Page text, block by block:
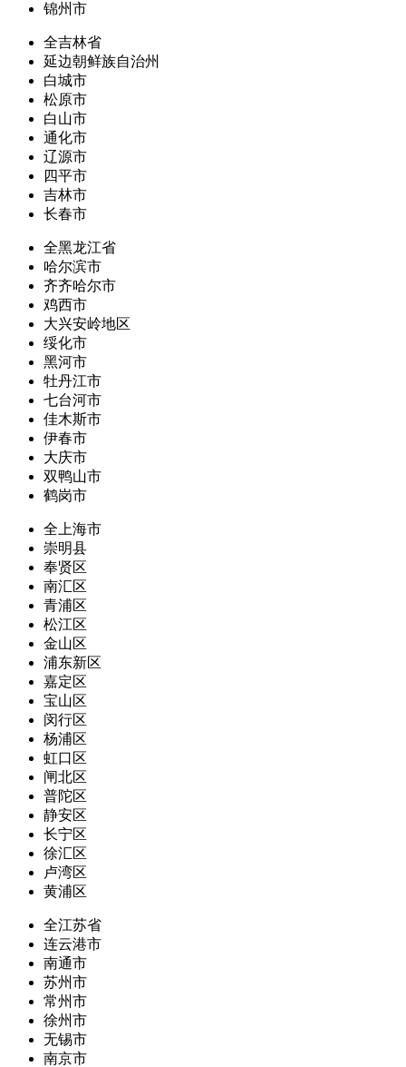
锦州市
全吉林省
延边朝鲜族自治州
白城市
松原市
白山市
通化市
辽源市
四平市
吉林市
长春市
全黑龙江省
哈尔滨市
齐齐哈尔市
鸡西市
大兴安岭地区
绥化市
黑河市
牡丹江市
七台河市
佳木斯市
伊春市
大庆市
双鸭山市
鹤岗市
全上海市
崇明县
奉贤区
南汇区
青浦区
松江区
金山区
浦东新区
嘉定区
宝山区
闵行区
杨浦区
虹口区
闸北区
普陀区
静安区
长宁区
徐汇区
卢湾区
黄浦区
全江苏省
连云港市
南通市
苏州市
常州市
徐州市
无锡市
南京市